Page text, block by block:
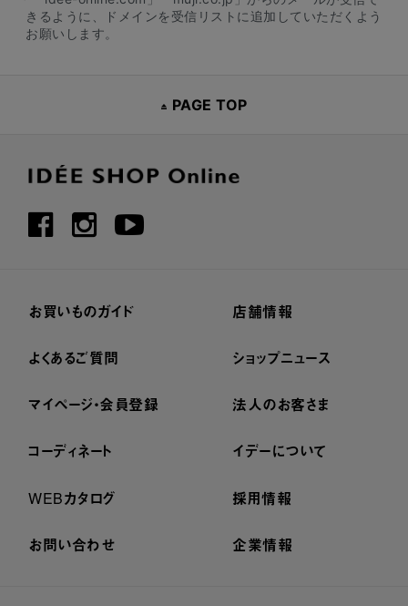
きるように、ドメインを受信リストに追加していただくよう
お願いします。
PAGE TOP
お買いものガイド
よくあるご質問
マイページ・会員登録
コーディネート
WEBカタログ
お問い合わせ
店舗情報
ショップニュース
法人のお客さま
イデーについて
採用情報
企業情報